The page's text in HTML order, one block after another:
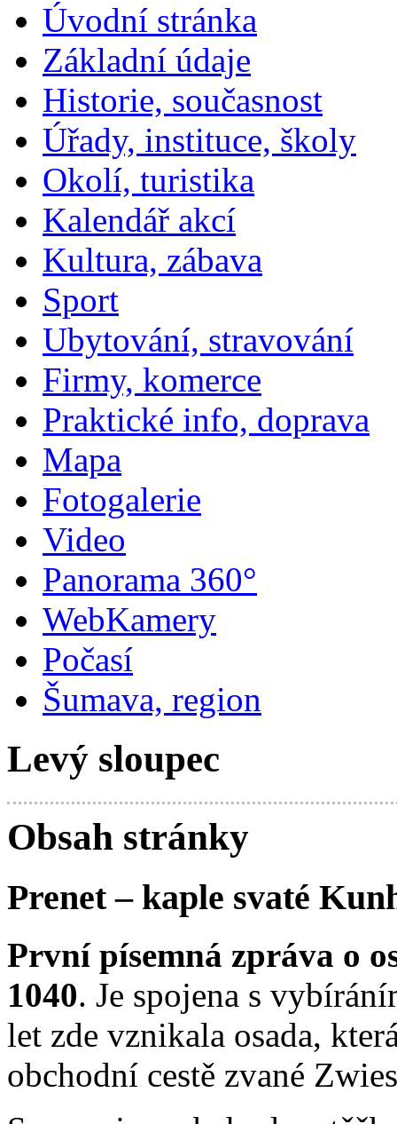
Úvodní stránka
Základní údaje
Historie, současnost
Úřady, instituce, školy
Okolí, turistika
Kalendář akcí
Kultura, zábava
Sport
Ubytování, stravování
Firmy, komerce
Praktické info, doprava
Mapa
Fotogalerie
Video
Panorama 360°
WebKamery
Počasí
Šumava, region
Levý sloupec
Obsah stránky
Prenet – kaple svaté
První písemná zpráva o
1040. Je spojena s
let zde vznikala osada,
obchodní cestě zvané